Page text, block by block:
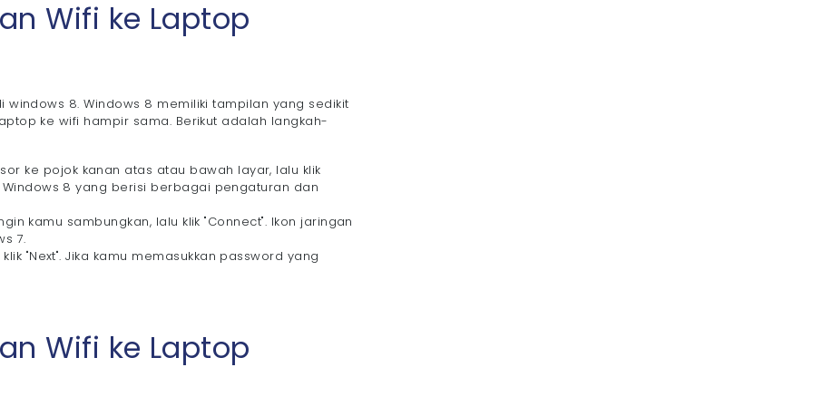
Wifi ke Laptop
8. Windows 8 memiliki tampilan yang sedikit
ke wifi hampir sama. Berikut adalah langkah-
ke pojok kanan atas atau bawah layar, lalu klik
Windows 8 yang berisi berbagai pengaturan dan
kamu sambungkan, lalu klik "Connect". Ikon jaringan
7.
"Next". Jika kamu memasukkan password yang
Wifi ke Laptop